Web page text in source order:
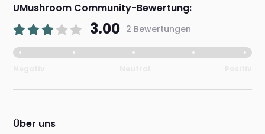
UMushroom Community-Bewertung:
3.00 2 Bewertungen
Über uns